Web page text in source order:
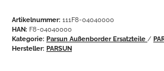
Artikelnummer: 111F8-04040000
HAN: F8-04040000
Kategorie: Parsun Außenborder Ersatzteile /
Hersteller: PARSUN